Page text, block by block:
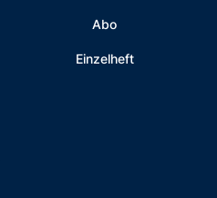
Abo
Einzelheft